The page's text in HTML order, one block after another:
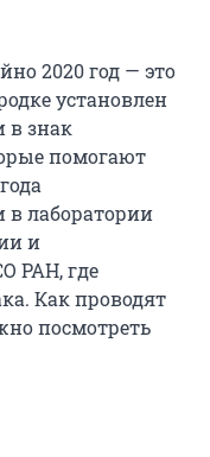
2020 год — это
установлен
в знак
помогают
лаборатории
и
РАН, где
Как проводят
посмотреть